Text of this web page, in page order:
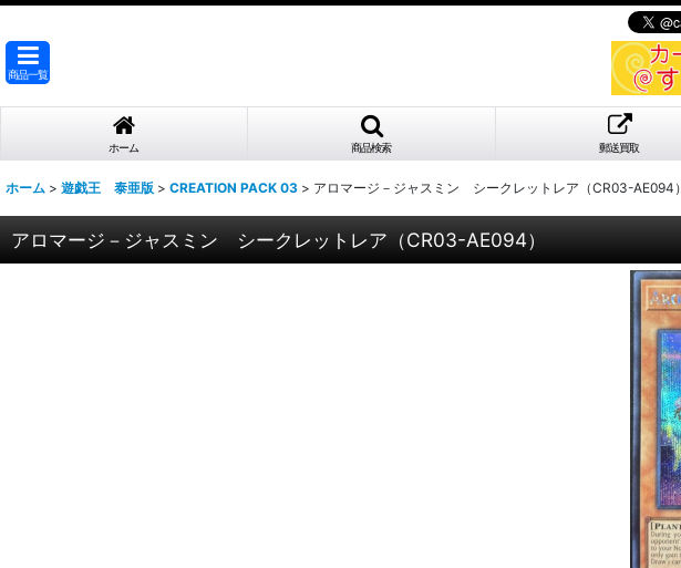
商品一覧
ホーム 商品検索 郵送買取
ホーム > 遊戯王 泰亜版 > CREATION PACK 03 > アロマージ－ジャスミン シークレットレア（CR03-AE094）
アロマージ－ジャスミン シークレットレア（CR03-AE094）